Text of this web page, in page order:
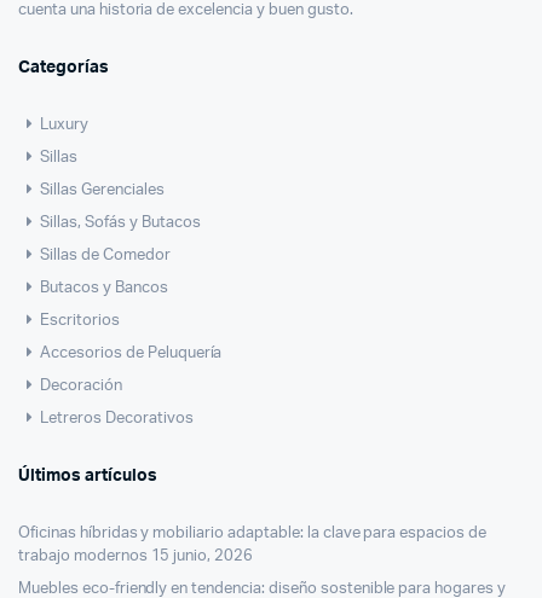
cuenta una historia de excelencia y buen gusto.
Categorías
Luxury
Sillas
Sillas Gerenciales
Sillas, Sofás y Butacos
Sillas de Comedor
Butacos y Bancos
Escritorios
Accesorios de Peluquería
Decoración
Letreros Decorativos
Últimos artículos
Oficinas híbridas y mobiliario adaptable: la clave para espacios de
trabajo modernos 15 junio, 2026
Muebles eco-friendly en tendencia: diseño sostenible para hogares y